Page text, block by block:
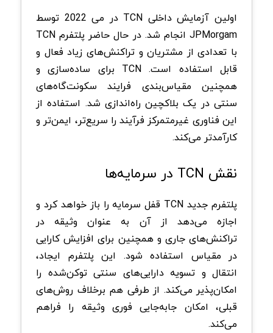
اولین آزمایش داخلی TCN در می 2022 توسط
JPMorgam انجام شد. در حال حاضر پلتفرم TCN
با تعدادی از مشتریان و تراکنش‌های زیاد فعال و
قابل استفاده است. TCN برای ساده‌سازی و
همچنین مقیاس‌بندی فرایند سکونت‌گاه‌های
سنتی در یک بلاکچین راه‌اندازی شد. استفاده از
این فناوری غیرمتمرکز فرآیند را سریع‌تر، ایمن‌تر و
کارآمدتر می‌کند.
نقش TCN در سرمایه‌ها
پلتفرم جدید TCN قفل سرمایه را باز خواهد کرد و
اجازه می‌دهد از آن به عنوان وثیقه در
تراکنش‌های جاری و همچنین برای افزایش کارایی
در مقیاس استفاده شود. این پلتفرم ایجاد،
انتقال و تسویه دارایی‌های سنتی توکن‌شده را
امکان‌پذیر می‌کند. از طرفی هم برخلاف روش‌های
قبلی، امکان جابه‌جایی فوری وثیقه را فراهم
می‌کند.